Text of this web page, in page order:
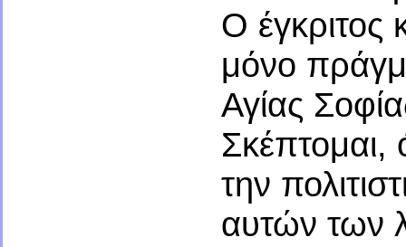
Ο έγκριτος
μόνο
Αγίας
Σκέπτομαι,
την
αυτών των